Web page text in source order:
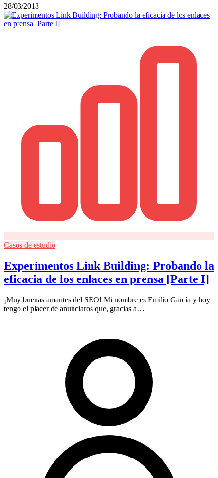
28/03/2018
Casos de estudio
Experimentos Link Building: Probando la
eficacia de los enlaces en prensa [Parte I]
¡Muy buenas amantes del SEO! Mi nombre es Emilio García y hoy
tengo el placer de anunciaros que, gracias a…